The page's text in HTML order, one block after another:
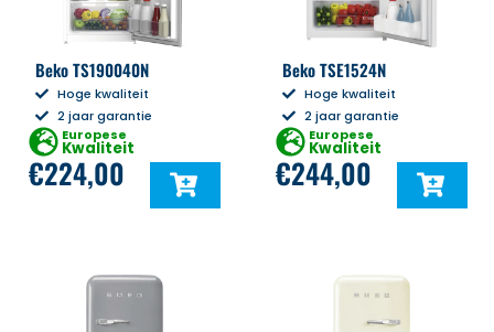
Beko TS190040N
Hoge kwaliteit
2 jaar garantie
Europese
Kwaliteit
€224,00
Beko TSE1524N
Hoge kwaliteit
2 jaar garantie
Europese
Kwaliteit
€244,00